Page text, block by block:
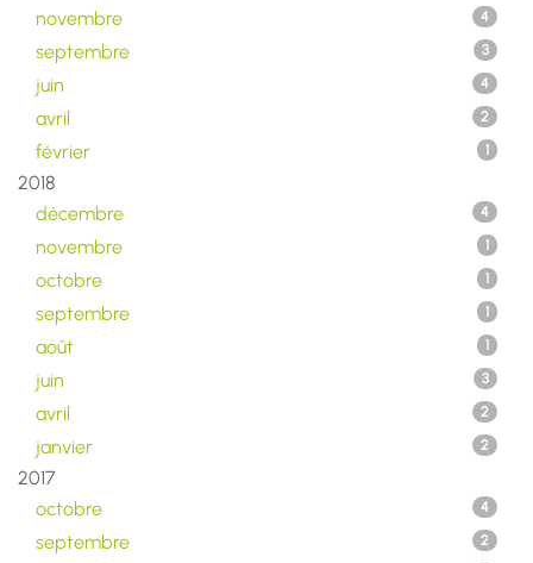
novembre
4
septembre 3
juin 4
avril 2
février 1
2018
décembre
4
novembre 1
octobre 1
septembre 1
août 1
juin 3
avril 2
janvier 2
2017
octobre
4
septembre 2